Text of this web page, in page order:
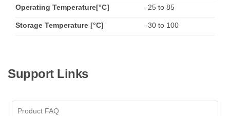
Operating Temperature[°C] -25 to 85
Storage Temperature [°C] -30 to 100
Support Links
Product FAQ